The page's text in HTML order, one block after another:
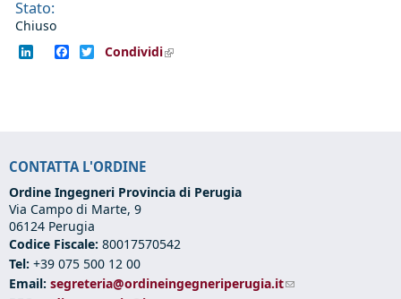
Stato:
Chiuso
LinkedInFacebook
Twitter
Condividi(link is external)
CONTATTA L'ORDINE
Ordine Ingegneri Provincia di Perugia
Via Campo di Marte, 9
06124 Perugia
Codice Fiscale: 80017570542
Tel: +39 075 500 12 00
Email: segreteria@ordineingegneriperugia.it(link sends e-mail)